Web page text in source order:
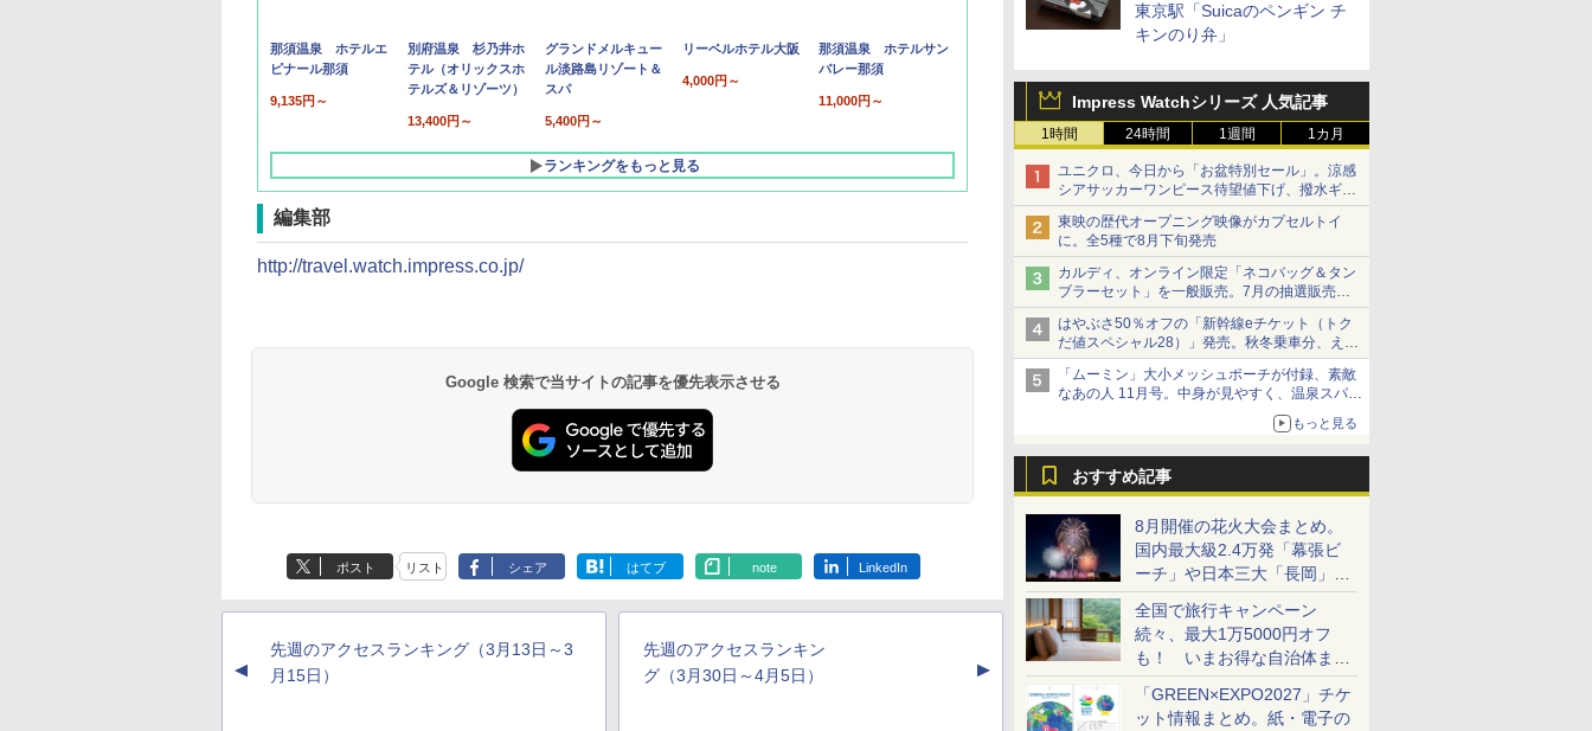
東京駅「Suicaのペンギン チ
キンのり弁」
Impress Watchシリーズ 人気記事
1時間 24時間 1週間 1カ月
ユニクロ、今日から「お盆特別セール」。涼感
シアサッカーワンピース待望値下げ、撥水ギア
ショーツは1990円に
東映の歴代オープニング映像がカプセルトイ
に。全5種で8月下旬発売
カルディ、オンライン限定「ネコバッグ＆タン
ブラーセット」を一般販売。7月の抽選販売の
当選無効分
はやぶさ50％オフの「新幹線eチケット（トク
だ値スペシャル28）」発売。秋冬乗車分、えき
ねっと限定
「ムーミン」大小メッシュポーチが付録、素敵
なあの人 11月号。中身が見やすく、温泉スパに
もっと見る
おすすめ記事
8月開催の花火大会まとめ。
国内最大級2.4万発「幕張ビ
ーチ」や日本三大「長岡」な
ど大型イベント目白押し！
全国で旅行キャンペーン
続々、最大1万5000円オフ
も！ いまお得な自治体まと
め
「GREEN×EXPO2027」チケ
ット情報まとめ。紙・電子の
那須温泉 ホテルエ
ピナール那須
9,135円～
別府温泉 杉乃井ホ
テル（オリックスホ
テルズ＆リゾーツ）
13,400円～
グランドメルキュー
ル淡路島リゾート＆
スパ
5,400円～
リーベルホテル大阪
4,000円～
那須温泉 ホテルサン
バレー那須
11,000円～
ランキングをもっと見る
海のサウナ＆スパ
オールインクルーシ
ブ 島原温泉ホテル
北陸 福井 あわら
温泉 清風荘（北陸
最大級の庭園露天風
呂の宿 清風荘）
箱根湯本温泉 ホテ
ル おかだ
11,200円～
品川プリンスホテ
ル イーストタワー
9,958円～
ホテルトラスティ東
京ベイサイド
5,450円～
シェラトン・グラン
舞浜ビューホテル
ｂｙ ＨＵＬＩＣ
（旧：東京ベイ舞浜
ホテル）
オリエンタルホテル
東京ベイ
5,200円～
編集部
http://travel.watch.impress.co.jp/
Google 検索で当サイトの記事を優先表示させる
ポスト リスト シェア はてブ note LinkedIn
▲
先週のアクセスランキング（3月13日～3
月15日）
先週のアクセスランキン
グ（3月30日～4月5日）
▲